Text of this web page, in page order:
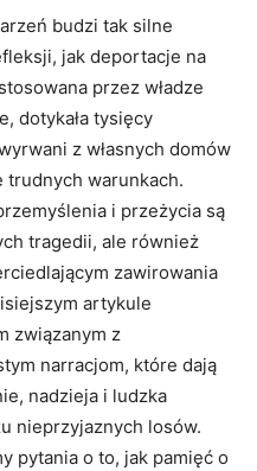
budzi tak silne
jak deportacje na
przez władze
dotykała tysięcy
z własnych domów
trudnych warunkach.
i przeżycia są
tragedii, ale również
zawirowania
artykule
związanym z
narracjom, które dają
nadzieja i ludzka
nieprzyjaznych losów.
pytania o to, jak pamięć o